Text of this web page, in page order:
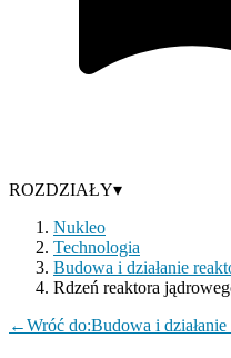
ROZDZIAŁY▾
Nukleo
Technologia
Budowa i działanie
Rdzeń reaktora
←Wróć do:Budowa i